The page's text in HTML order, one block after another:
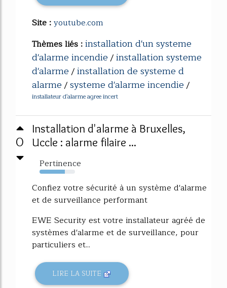
Site :youtube.com
Thèmes liés :installation d'un systeme
d'alarme incendie/installation systeme
d'alarme/installation de systeme d
alarme/systeme d'alarme incendie/
installateur d'alarme agree incert
0
Installation d'alarme à Bruxelles,
Uccle : alarme filaire ...
Pertinence
72%
Confiez votre sécurité à un système d'alarme
et de surveillance performant
EWE Security est votre installateur agréé de
systèmes d'alarme et de surveillance, pour
particuliers et...
LIRE LA SUITE